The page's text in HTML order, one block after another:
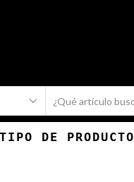
TIPO DE PRODUCTO